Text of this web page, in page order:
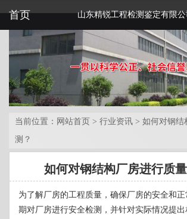
首页 山东精锐工程检测鉴定有限公
当前位置： 网站首页 > 行业资讯 > 如何对钢结
测？
如何对钢结构厂房进行质
为了解厂房的工程质量，确保厂房的安全和
期对厂房进行安全检测，并针对实际情况提